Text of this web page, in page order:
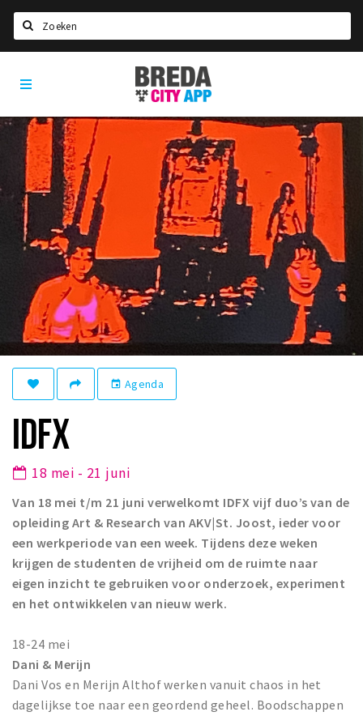
Home
Agenda
Deals
Party pics
Nieuws, interviews & blogs
Eten
Drinken
Slapen
Recreatief
Winkels
Winkelgebieden
Bezienswaardigheden
Musea, theaters & podia
Uitjes & activiteiten
Toeristische routes
Natuurgebieden
Baroniepoorten
Sport
Privacy
Inloggen
Breda
City
App
event Agenda
IDFX
18 mei - 21 juni
Van 18 mei t/m 21 juni verwelkomt IDFX vijf duo’s van de
opleiding Art & Research van AKV|St. Joost, ieder voor
een werkperiode van een week. Tijdens deze weken
krijgen de studenten de vrijheid om de ruimte naar
eigen inzicht te gebruiken voor onderzoek, experiment
en het ontwikkelen van nieuw werk.
18-24 mei
Dani & Merijn
Dani Vos en Merijn Althof werken vanuit chaos in het
dagelijkse toe naar een geordend geheel. Boodschappen